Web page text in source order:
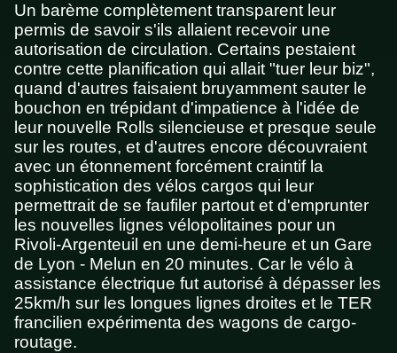
Un barème complètement transparent leur
permis de savoir s'ils allaient recevoir une
autorisation de circulation. Certains pestaient
contre cette planification qui allait "tuer leur biz",
quand d'autres faisaient bruyamment sauter le
bouchon en trépidant d'impatience à l'idée de
leur nouvelle Rolls silencieuse et presque seule
sur les routes, et d'autres encore découvraient
avec un étonnement forcément craintif la
sophistication des vélos cargos qui leur
permettrait de se faufiler partout et d'emprunter
les nouvelles lignes vélopolitaines pour un
Rivoli-Argenteuil en une demi-heure et un Gare
de Lyon - Melun en 20 minutes. Car le vélo à
assistance électrique fut autorisé à dépasser les
25km/h sur les longues lignes droites et le TER
francilien expérimenta des wagons de cargo-
routage.